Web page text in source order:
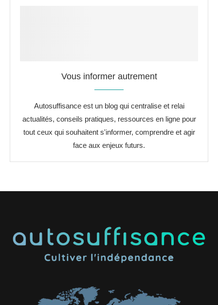
Vous informer autrement
Autosuffisance est un blog qui centralise et relai
actualités, conseils pratiques, ressources en ligne pour
tout ceux qui souhaitent s'informer, comprendre et agir
face aux enjeux futurs.